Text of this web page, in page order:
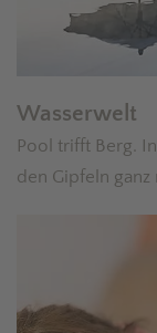
Wasserwelt
Pool trifft Berg.
den Gipfeln ganz